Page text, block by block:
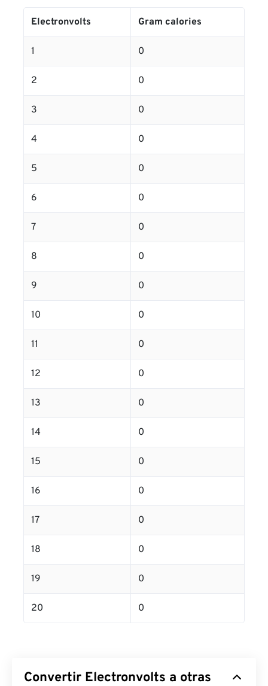
Electronvolts Gram calories
1 0
2 0
3 0
4 0
5 0
6 0
7 0
8 0
9 0
10 0
11 0
12 0
13 0
14 0
15 0
16 0
17 0
18 0
19 0
20 0
Convertir Electronvolts a otras